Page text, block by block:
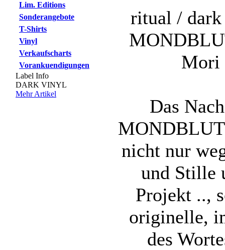
Lim. Editions
Sonderangebote
T-Shirts
Vinyl
Verkaufscharts
Vorankuendigungen
Label Info
DARK VINYL
Mehr Artikel
ritual /
Mori
Das
MONDBLUT
nicht nur
und Stille
Projekt ..,
originelle,
des